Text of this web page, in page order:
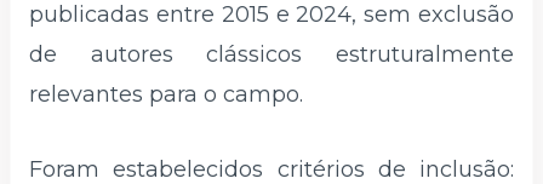
publicadas entre 2015 e 2024, sem exclusão
de autores clássicos estruturalmente
relevantes para o campo.
Foram estabelecidos critérios de inclusão: